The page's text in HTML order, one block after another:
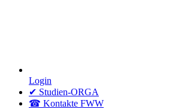
Login
✔ Studien-ORGA
☎ Kontakte FWW